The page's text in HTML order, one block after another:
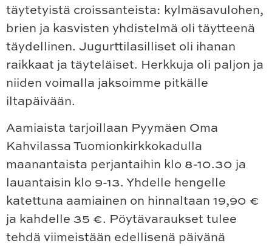
täytetyistä croissanteista: kylmäsavulohen,
brien ja kasvisten yhdistelmä oli täytteenä
täydellinen. Jugurttilasilliset oli ihanan
raikkaat ja täyteläiset. Herkkuja oli paljon ja
niiden voimalla jaksoimme pitkälle
iltapäivään.
Aamiaista tarjoillaan Pyymäen Oma
Kahvilassa Tuomionkirkkokadulla
maanantaista perjantaihin klo 8-10.30 ja
lauantaisin klo 9-13. Yhdelle hengelle
katettuna aamiainen on hinnaltaan 19,90 €
ja kahdelle 35 €. Pöytävaraukset tulee
tehdä viimeistään edellisenä päivänä